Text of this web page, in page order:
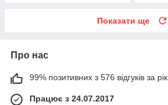
Показати ще
Про нас
99% позитивних з 576 відгуків за рік
Працює з 24.07.2017